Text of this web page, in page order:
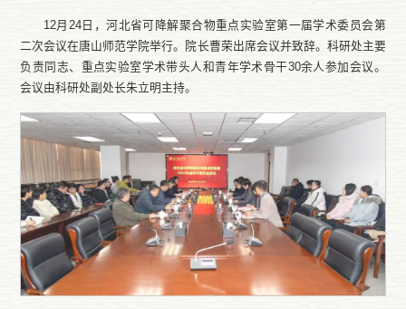
12月24日，河北省可降解聚合物重点实验室第一届学术委员会第
二次会议在唐山师范学院举行。院长曹荣出席会议并致辞。科研处主要
负责同志、重点实验室学术带头人和青年学术骨干30余人参加会议。
会议由科研处副处长朱立明主持。